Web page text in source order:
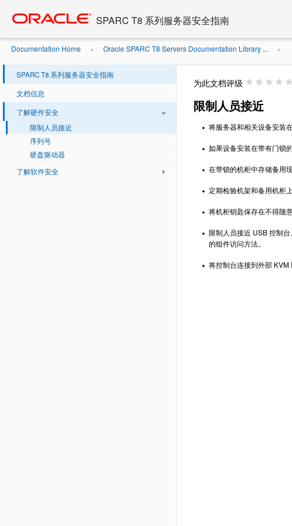
content
SPARC T8 系列服务器安全指南
Documentation Home » Oracle SPARC T8 Servers Documentation Library ... »
SPARC T8 系列服务器安全指南
文档信息
了解硬件安全
限制人员接近
序列号
硬盘驱动器
了解软件安全
为此文档评级
限制人员接近
将服务器和相关设备安装
如果设备安装在带有门锁
在带锁的机柜中存储备用
定期检验机架和备用机柜
将机柜钥匙保存在不得随
限制人员接近 USB 控制
的组件访问方法。
将控制台连接到外部 KVM